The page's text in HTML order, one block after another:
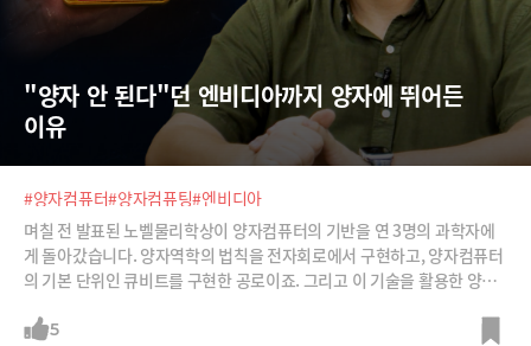
"양자 안 된다"던 엔비디아까지 양자에 뛰어든
이유
#양자컴퓨터#양자컴퓨팅#엔비디아
며칠 전 발표된 노벨물리학상이 양자컴퓨터의 기반을 연 3명의 과학자에
게 돌아갔습니다. 양자역학의 법칙을 전자회로에서 구현하고, 양자컴퓨터
의 기본 단위인 큐비트를 구현한 공로이죠. 그리고 이 기술을 활용한 양자
경쟁을 벌이고 있고, 이를 활용하려는 기업들은 줄을 서서 대기표를 뽑고
5